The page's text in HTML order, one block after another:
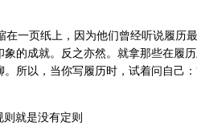
一页纸上，因为他们曾经听说履历
的成就。反之亦然。就拿那些在履
所以，当你写履历时，试着问自己
就是没有定则